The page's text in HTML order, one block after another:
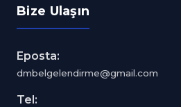
Bize Ulaşın
Eposta:
dmbelgelendirme@gmail.com
Tel: